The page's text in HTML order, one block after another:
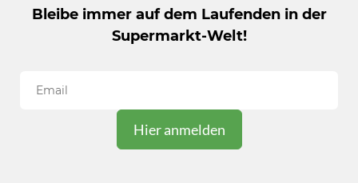
Bleibe immer auf dem Laufenden in der
Supermarkt-Welt!